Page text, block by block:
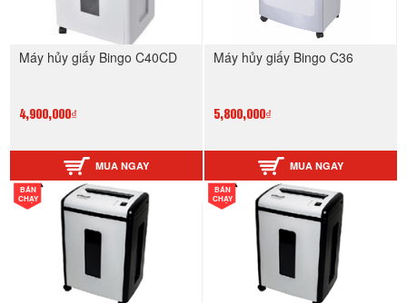
Máy hủy giấy Bingo C40CD
4,900,000₫
MUA NGAY
Máy hủy giấy Bingo C36
5,800,000₫
MUA NGAY
BÁN
CHẠY
BÁN
CHẠY